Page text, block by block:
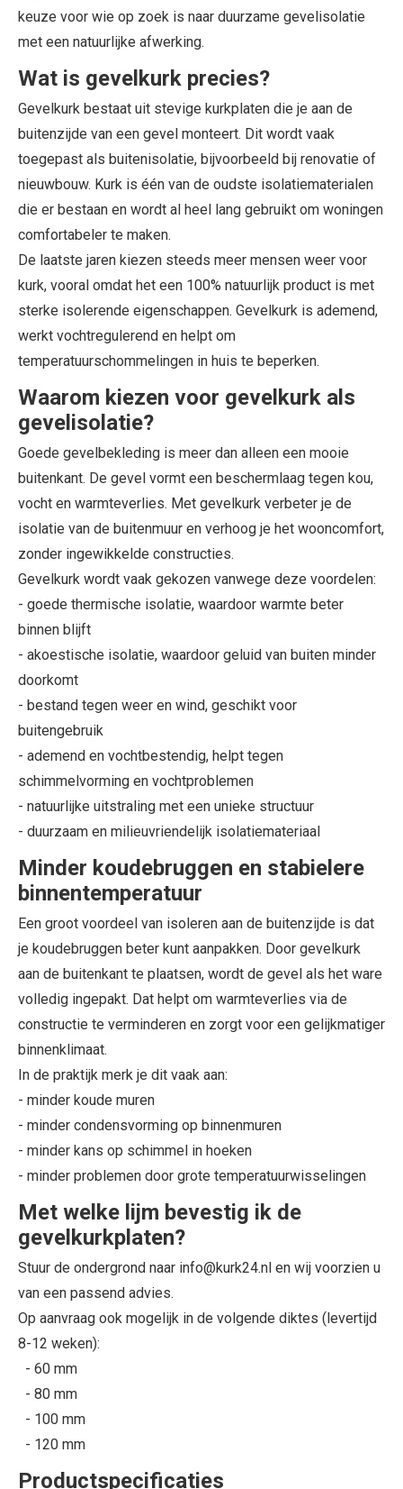
keuze voor wie op zoek is naar duurzame gevelisolatie
met een natuurlijke afwerking.
Wat is gevelkurk precies?
Gevelkurk bestaat uit stevige kurkplaten die je aan de
buitenzijde van een gevel monteert. Dit wordt vaak
toegepast als buitenisolatie, bijvoorbeeld bij renovatie of
nieuwbouw. Kurk is één van de oudste isolatiematerialen
die er bestaan en wordt al heel lang gebruikt om woningen
comfortabeler te maken.
De laatste jaren kiezen steeds meer mensen weer voor
kurk, vooral omdat het een 100% natuurlijk product is met
sterke isolerende eigenschappen. Gevelkurk is ademend,
werkt vochtregulerend en helpt om
temperatuurschommelingen in huis te beperken.
Waarom kiezen voor gevelkurk als
gevelisolatie?
Goede gevelbekleding is meer dan alleen een mooie
buitenkant. De gevel vormt een beschermlaag tegen kou,
vocht en warmteverlies. Met gevelkurk verbeter je de
isolatie van de buitenmuur en verhoog je het wooncomfort,
zonder ingewikkelde constructies.
Gevelkurk wordt vaak gekozen vanwege deze voordelen:
- goede thermische isolatie, waardoor warmte beter
binnen blijft
- akoestische isolatie, waardoor geluid van buiten minder
doorkomt
- bestand tegen weer en wind, geschikt voor
buitengebruik
- ademend en vochtbestendig, helpt tegen
schimmelvorming en vochtproblemen
- natuurlijke uitstraling met een unieke structuur
- duurzaam en milieuvriendelijk isolatiemateriaal
Minder koudebruggen en stabielere
binnentemperatuur
Een groot voordeel van isoleren aan de buitenzijde is dat
je koudebruggen beter kunt aanpakken. Door gevelkurk
aan de buitenkant te plaatsen, wordt de gevel als het ware
volledig ingepakt. Dat helpt om warmteverlies via de
constructie te verminderen en zorgt voor een gelijkmatiger
binnenklimaat.
In de praktijk merk je dit vaak aan:
- minder koude muren
- minder condensvorming op binnenmuren
- minder kans op schimmel in hoeken
- minder problemen door grote temperatuurwisselingen
Met welke lijm bevestig ik de
gevelkurkplaten?
Stuur de ondergrond naar info@kurk24.nl en wij voorzien u
van een passend advies.
Op aanvraag ook mogelijk in de volgende diktes (levertijd
8-12 weken):
- 60 mm
- 80 mm
- 100 mm
- 120 mm
Productspecificaties